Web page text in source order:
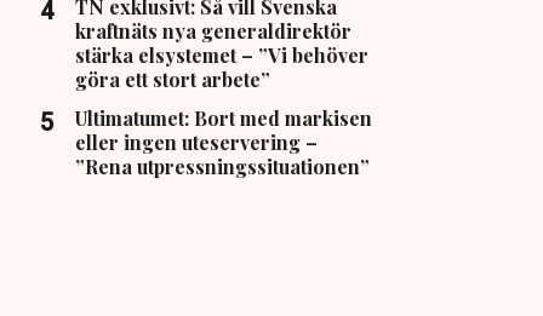
TN exklusivt: Så vill Svenska
kraftnäts nya generaldirektör
stärka elsystemet – ”Vi behöver
göra ett stort arbete”
Ultimatumet: Bort med markisen
eller ingen uteservering –
”Rena utpressningssituationen”